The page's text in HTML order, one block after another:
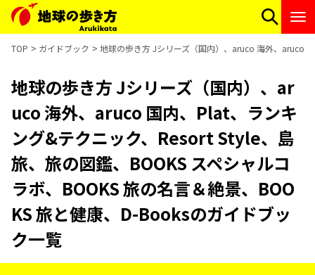
TOP ガイドブック 地球の歩き方 Jシリーズ（国内）、aruco 海外、aruco
地球の歩き方 Jシリーズ（国内）、ar
uco 海外、aruco 国内、Plat、ランキ
ング&テクニック、Resort Style、島
旅、旅の図鑑、BOOKS スペシャルコ
ラボ、BOOKS 旅の名言＆絶景、BOO
KS 旅と健康、D-Booksのガイドブッ
ク一覧